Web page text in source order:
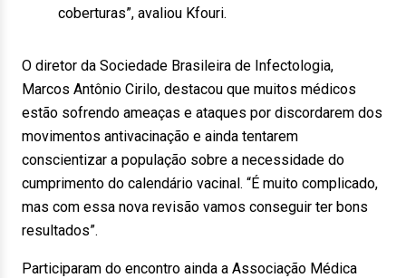
coberturas”, avaliou Kfouri.
O diretor da Sociedade Brasileira de Infectologia,
Marcos Antônio Cirilo, destacou que muitos médicos
estão sofrendo ameaças e ataques por discordarem dos
movimentos antivacinação e ainda tentarem
conscientizar a população sobre a necessidade do
cumprimento do calendário vacinal. “É muito complicado,
mas com essa nova revisão vamos conseguir ter bons
resultados”.
Participaram do encontro ainda a Associação Médica